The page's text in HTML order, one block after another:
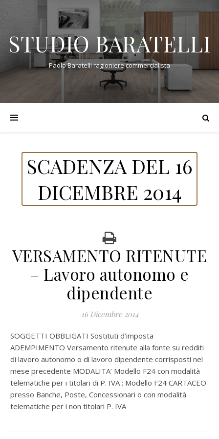
STUDIO BARATELLI
Paolo Baratelli ragioniere commercialista
SCADENZA DEL 16
DICEMBRE 2014
VERSAMENTO RITENUTE
– Lavoro autonomo e
dipendente
16 Dicembre 2014
SOGGETTI OBBLIGATI Sostituti d’imposta
ADEMPIMENTO Versamento ritenute alla fonte su redditi
di lavoro autonomo o di lavoro dipendente corrisposti nel
mese precedente MODALITA’ Modello F24 con modalità
telematiche per i titolari di P. IVA ; Modello F24 CARTACEO
presso Banche, Poste, Concessionari o con modalità
telematiche per i non titolari P. IVA